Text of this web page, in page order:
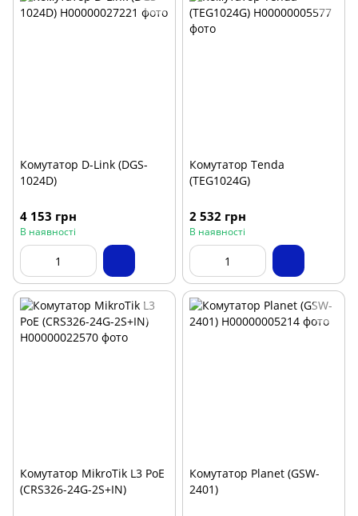
Комутатор D-Link (DGS-
1024D)
4 153 грн
В наявності
Комутатор Tenda
(TEG1024G)
2 532 грн
В наявності
Комутатор MikroTik L3 PoE
(CRS326-24G-2S+IN)
Комутатор Planet (GSW-
2401)